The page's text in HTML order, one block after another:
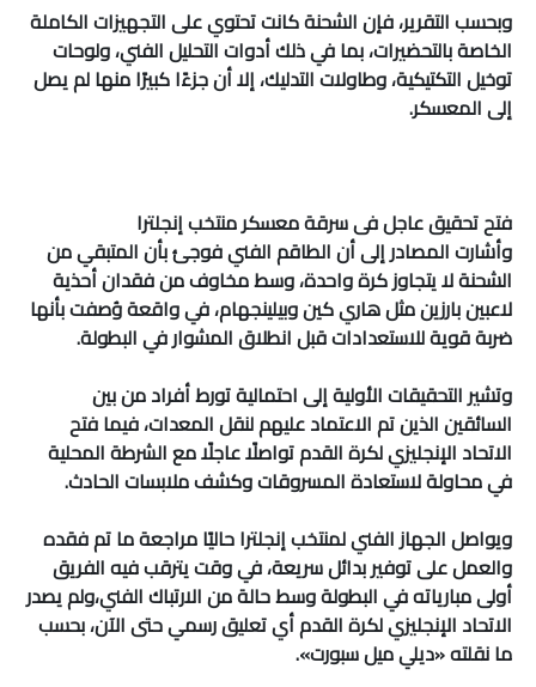
وبحسب التقرير، فإن الشحنة كانت تحتوي على التجهيزات الكاملة
الخاصة بالتحضيرات، بما في ذلك أدوات التحليل الفني، ولوحات
توخيل التكتيكية، وطاولات التدليك، إلا أن جزءًا كبيرًا منها لم يصل
إلى المعسكر.
فتح تحقيق عاجل فى سرقة معسكر منتخب إنجلترا
وأشارت المصادر إلى أن الطاقم الفني فوجئ بأن المتبقي من
الشحنة لا يتجاوز كرة واحدة، وسط مخاوف من فقدان أحذية
لاعبين بارزين مثل هاري كين وبيلينجهام، في واقعة وُصفت بأنها
ضربة قوية للاستعدادات قبل انطلاق المشوار في البطولة.
وتشير التحقيقات الأولية إلى احتمالية تورط أفراد من بين
السائقين الذين تم الاعتماد عليهم لنقل المعدات، فيما فتح
الاتحاد الإنجليزي لكرة القدم تواصلًا عاجلًا مع الشرطة المحلية
في محاولة لاستعادة المسروقات وكشف ملابسات الحادث.
ويواصل الجهاز الفني لمنتخب إنجلترا حاليًا مراجعة ما تم فقده
والعمل على توفير بدائل سريعة، في وقت يترقب فيه الفريق
أولى مبارياته في البطولة وسط حالة من الارتباك الفني،ولم يصدر
الاتحاد الإنجليزي لكرة القدم أي تعليق رسمي حتى الآن، بحسب
ما نقلته «ديلي ميل سبورت».